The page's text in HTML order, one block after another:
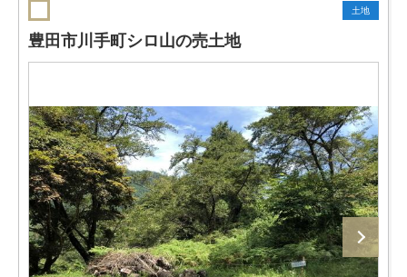
土地
豊田市川手町シロ山の売土地